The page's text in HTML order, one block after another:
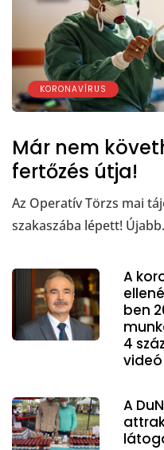
KORONAVÍRUS
Már nem
fertőzés útja!
Az Operatív Törzs mai
szakaszába lépett!
A
ben
4
videó
A